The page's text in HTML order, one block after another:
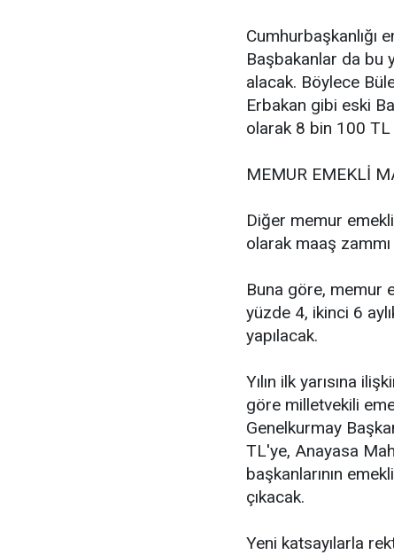
Cumhurbaşkanlığı
Başbakanlar da bu
alacak. Böylece
Erbakan gibi eski
olarak 8 bin 100 TL
MEMUR EMEKLİ
Diğer memur
olarak maaş
Buna göre, memur
yüzde 4, ikinci 6
yapılacak.
Yılın ilk yarısına
göre milletvekili
Genelkurmay
TL'ye, Anayasa
başkanlarının
çıkacak.
Yeni katsayılarla